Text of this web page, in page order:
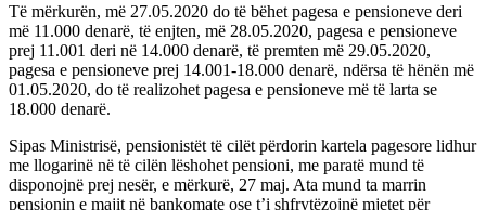
Të mërkurën, më 27.05.2020 do të bëhet pagesa e pensioneve deri
më 11.000 denarë, të enjten, më 28.05.2020, pagesa e pensioneve
prej 11.001 deri në 14.000 denarë, të premten më 29.05.2020,
pagesa e pensioneve prej 14.001-18.000 denarë, ndërsa të hënën më
01.05.2020, do të realizohet pagesa e pensioneve më të larta se
18.000 denarë.
Sipas Ministrisë, pensionistët të cilët përdorin kartela pagesore lidhur
me llogarinë në të cilën lëshohet pensioni, me paratë mund të
disponojnë prej nesër, e mërkurë, 27 maj. Ata mund ta marrin
pensionin e majit në bankomate ose t’i shfrytëzojnë mjetet për